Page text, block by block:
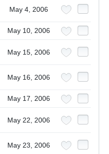
May 4, 2006
May 10, 2006
May 15, 2006
May 16, 2006
May 17, 2006
May 22, 2006
May 23, 2006